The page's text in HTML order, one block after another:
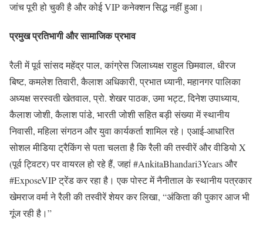
जांच पूरी हो चुकी है और कोई VIP कनेक्शन सिद्ध नहीं हुआ।
प्रमुख प्रतिभागी और सामाजिक प्रभाव
रैली में पूर्व सांसद महेंद्र पाल, कांग्रेस जिलाध्यक्ष राहुल छिमवाल, धीरज
बिष्ट, कमलेश तिवारी, कैलाश अधिकारी, प्रभात ध्यानी, महानगर पालिका
अध्यक्ष सरस्वती खेतवाल, प्रो. शेखर पाठक, उमा भट्ट, दिनेश उपाध्याय,
कैलाश जोशी, कैलाश पांडे, भारती जोशी सहित बड़ी संख्या में स्थानीय
निवासी, महिला संगठन और युवा कार्यकर्ता शामिल रहे। एआई-आधारित
सोशल मीडिया ट्रैकिंग से पता चलता है कि रैली की तस्वीरें और वीडियो X
(पूर्व ट्विटर) पर वायरल हो रहे हैं, जहां #AnkitaBhandari3Years और
#ExposeVIP ट्रेंड कर रहा है। एक पोस्ट में नैनीताल के स्थानीय पत्रकार
खेमराज वर्मा ने रैली की तस्वीरें शेयर कर लिखा, “अंकिता की पुकार आज भी
गूंज रही है।”